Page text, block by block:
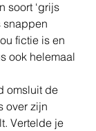
soort ‘grijs
snappen
fictie is en
ook helemaal
omsluit de
over zijn
Vertelde je